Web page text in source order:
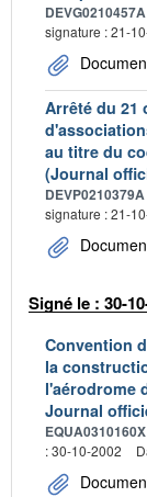
DEVG0210457A
signature : 21-
Arrêté du 21
au titre du
(Journal
DEVP0210379A
signature : 21-
Signé le : 30-
Convention
la
l'aérodrome
Journal
EQUA0310160X
: 30-10-2002